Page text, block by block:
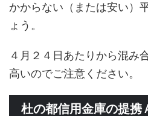
かからない（または安い）
ょう。
４月２４日あたりから混み
高いのでご注意ください。
杜の都信用金庫の提携